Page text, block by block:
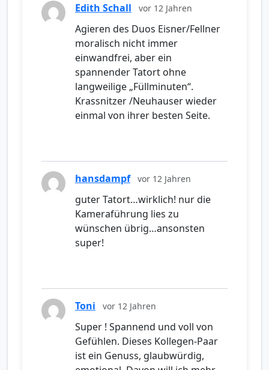
Edith Schall vor 12 Jahren
Agieren des Duos Eisner/Fellner
moralisch nicht immer
einwandfrei, aber ein
spannender Tatort ohne
langweilige „Füllminuten“.
Krassnitzer /Neuhauser wieder
einmal von ihrer besten Seite.
hansdampf vor 12 Jahren
guter Tatort…wirklich! nur die
Kameraführung lies zu
wünschen übrig…ansonsten
super!
Toni vor 12 Jahren
Super ! Spannend und voll von
Gefühlen. Dieses Kollegen-Paar
ist ein Genuss, glaubwürdig,